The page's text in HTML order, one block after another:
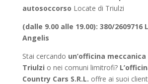
autosoccorso Locate di Triulzi
(dalle 9.00 alle 19.00): 380/2609716
Angelis
Stai cercando un’officina
Triulzi o nei comuni limitrofi?
Country Cars S.R.L. offre ai suoi